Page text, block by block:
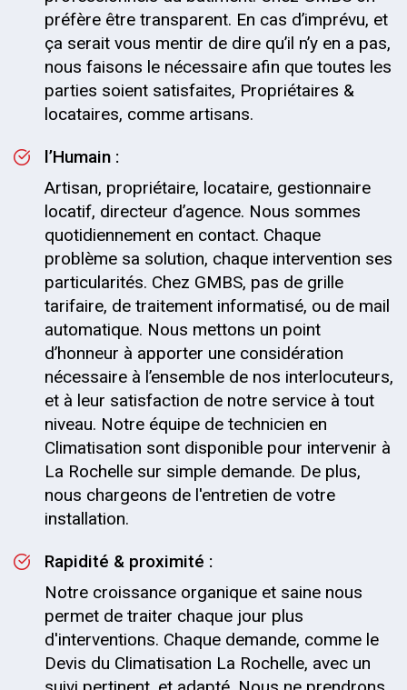
préfère être transparent. En cas d’imprévu, et
ça serait vous mentir de dire qu’il n’y en a pas,
nous faisons le nécessaire afin que toutes les
parties soient satisfaites, Propriétaires &
locataires, comme artisans.
l’Humain :
Artisan, propriétaire, locataire, gestionnaire
locatif, directeur d’agence. Nous sommes
quotidiennement en contact. Chaque
problème sa solution, chaque intervention ses
particularités. Chez GMBS, pas de grille
tarifaire, de traitement informatisé, ou de mail
automatique. Nous mettons un point
d’honneur à apporter une considération
nécessaire à l’ensemble de nos interlocuteurs,
et à leur satisfaction de notre service à tout
niveau. Notre équipe de technicien en
Climatisation sont disponible pour intervenir à
La Rochelle sur simple demande. De plus,
nous chargeons de l'entretien de votre
installation.
Rapidité & proximité :
Notre croissance organique et saine nous
permet de traiter chaque jour plus
d'interventions. Chaque demande, comme le
Devis du Climatisation La Rochelle, avec un